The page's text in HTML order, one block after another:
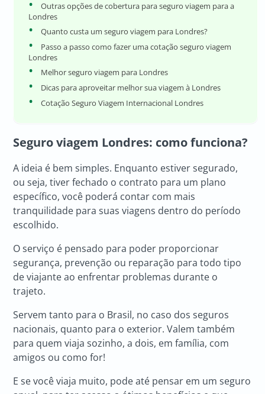
Outras opções de cobertura para seguro viagem para a
Londres
Quanto custa um seguro viagem para Londres?
Passo a passo como fazer uma cotação seguro viagem
Londres
Melhor seguro viagem para Londres
Dicas para aproveitar melhor sua viagem à Londres
Cotação Seguro Viagem Internacional Londres
Seguro viagem Londres: como funciona?
A ideia é bem simples. Enquanto estiver segurado,
ou seja, tiver fechado o contrato para um plano
específico, você poderá contar com mais
tranquilidade para suas viagens dentro do período
escolhido.
O serviço é pensado para poder proporcionar
segurança, prevenção ou reparação para todo tipo
de viajante ao enfrentar problemas durante o
trajeto.
Servem tanto para o Brasil, no caso dos seguros
nacionais, quanto para o exterior. Valem também
para quem viaja sozinho, a dois, em família, com
amigos ou como for!
E se você viaja muito, pode até pensar em um seguro